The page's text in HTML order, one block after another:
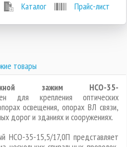
Каталог
Прайс-лист
товары
зажим НСО-35-
для крепления оптических
освещения, опорах ВЛ связи,
дорог и зданиях и сооружениях.
НСО-35-15,5/17,0П представляет